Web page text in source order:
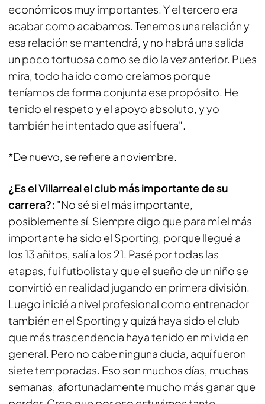
económicos muy importantes. Y el tercero era
acabar como acabamos. Tenemos una relación y
esa relación se mantendrá, y no habrá una salida
un poco tortuosa como se dio la vez anterior. Pues
mira, todo ha ido como creíamos porque
teníamos de forma conjunta ese propósito. He
tenido el respeto y el apoyo absoluto, y yo
también he intentado que así fuera".
*De nuevo, se refiere a noviembre.
¿Es el Villarreal el club más importante de su
carrera?: "No sé si el más importante,
posiblemente sí. Siempre digo que para mí el más
importante ha sido el Sporting, porque llegué a
los 13 añitos, salí a los 21. Pasé por todas las
etapas, fui futbolista y que el sueño de un niño se
convirtió en realidad jugando en primera división.
Luego inicié a nivel profesional como entrenador
también en el Sporting y quizá haya sido el club
que más trascendencia haya tenido en mi vida en
general. Pero no cabe ninguna duda, aquí fueron
siete temporadas. Eso son muchos días, muchas
semanas, afortunadamente mucho más ganar que